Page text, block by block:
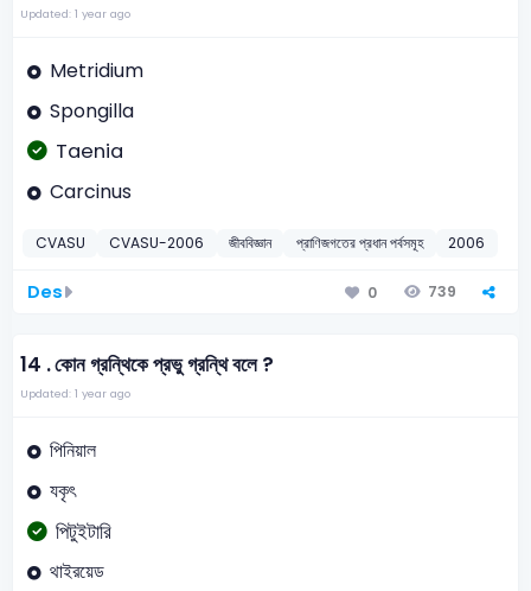
Updated: 1 year ago
Metridium
Spongilla
Taenia
Carcinus
CVASU CVASU-2006 জীববিজ্ঞান প্রাণিজগতের প্রধান পর্বসমূহ 2006
Des 0 739
14 .কোন গ্রন্থিকে প্রভু গ্রন্থি বলে ?
Updated: 1 year ago
পিনিয়াল
যকৃৎ
পিটুইটারি
থাইরয়েড